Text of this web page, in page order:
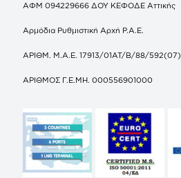
ΑΦΜ 094229666 ΔΟΥ ΚΕΦΟΔΕ Αττικής
Αρμόδια Ρυθμιστική Αρχή Ρ.Α.Ε.
ΑΡΙΘΜ. Μ.Α.Ε. 17913/01ΑΤ/Β/88/592(07)
ΑΡΙΘΜΟΣ Γ.Ε.ΜΗ. 000556901000